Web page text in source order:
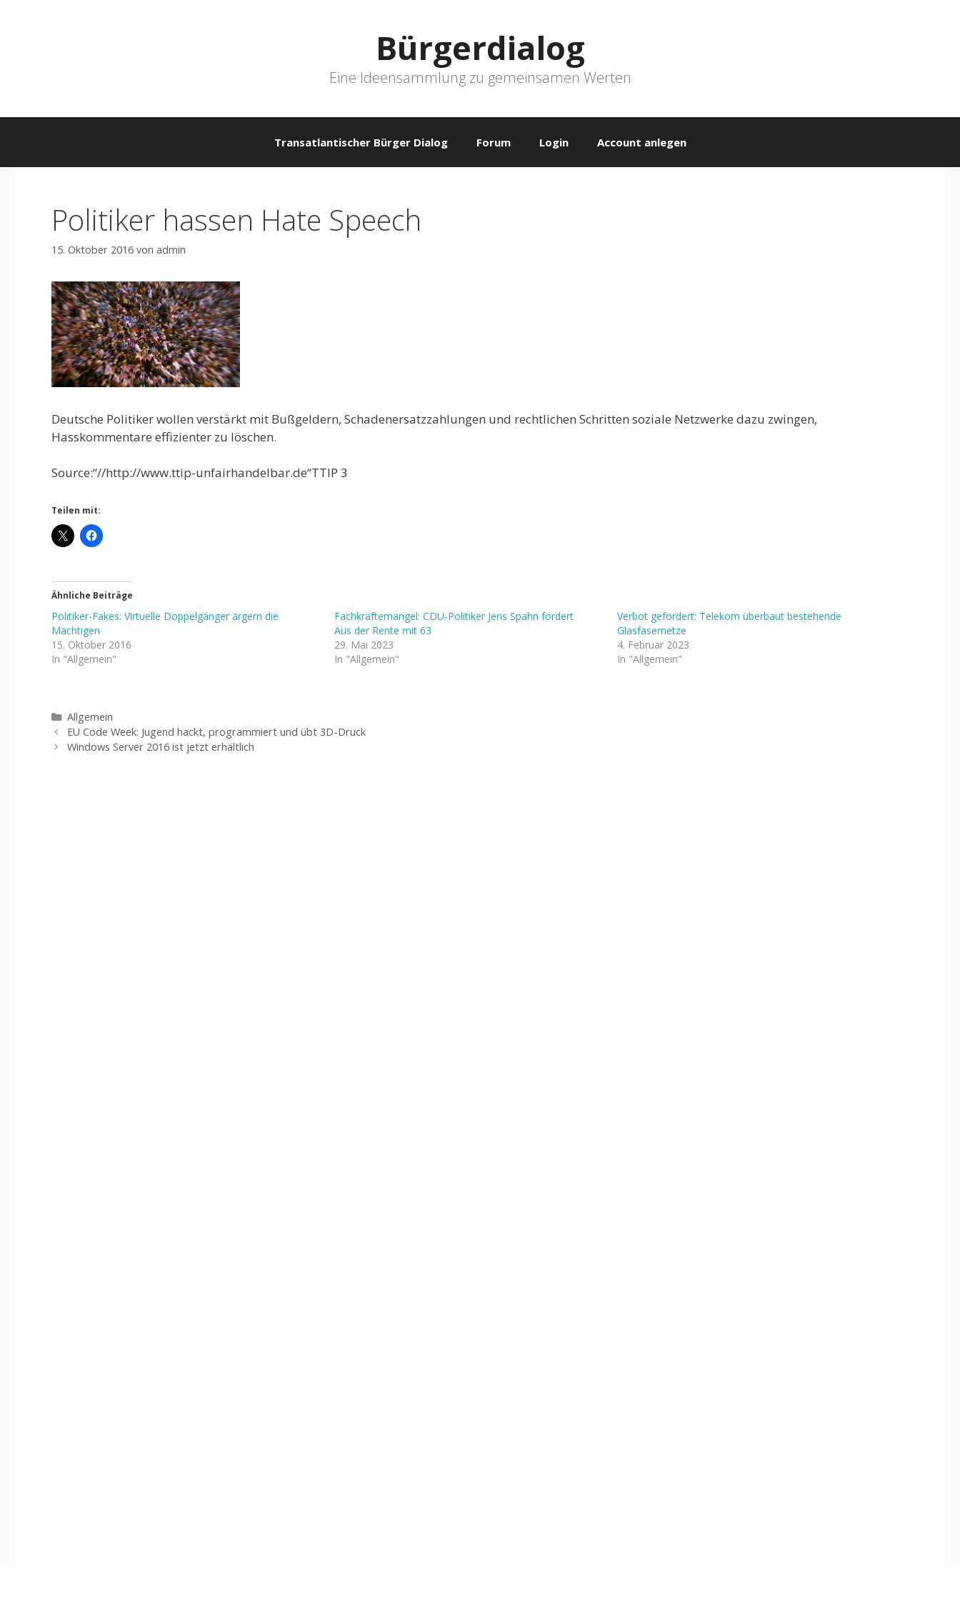
Bürgerdialog
Eine Ideensammlung zu gemeinsamen Werten
Transatlantischer Bürger Dialog Forum Login Account anlegen
Politiker hassen Hate Speech
15. Oktober 2016 von admin
Deutsche Politiker wollen verstärkt mit Bußgeldern, Schadenersatzzahlungen und rechtlichen Schritten soziale Netzwerke dazu zwingen,
Hasskommentare effizienter zu löschen.
Source:“//http://www.ttip-unfairhandelbar.de“TTIP 3
Teilen mit:
Ähnliche Beiträge
Politiker-Fakes: Virtuelle Doppelgänger ärgern die
Mächtigen
15. Oktober 2016
In "Allgemein"
Fachkräftemangel: CDU-Politiker Jens Spahn fordert
Aus der Rente mit 63
29. Mai 2023
In "Allgemein"
Verbot gefordert: Telekom überbaut bestehende
Glasfasernetze
4. Februar 2023
In "Allgemein"
Kategorien
Allgemein
EU Code Week: Jugend hackt, programmiert und übt 3D-Druck
Windows Server 2016 ist jetzt erhältlich